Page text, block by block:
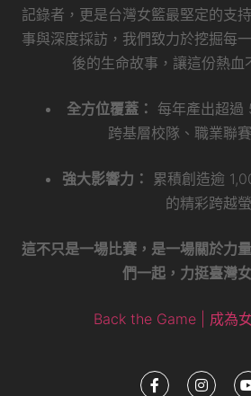
記錄者，更是台灣女籃最堅定的支
事與深度採訪，我們致力於挖掘每
後的生命故事，讓這份熱血
全方位覆蓋： 每年產出超過
跨基層校隊、職業聯
強大影響力：
累積創造逾
的精彩跨越
這不只是一場比賽，是一場關於力
們一起，力挺臺灣女
Back the Game | 成為